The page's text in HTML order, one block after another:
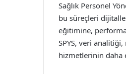
Sağlık Personel
bu süreçleri
eğitimine,
SPYS, veri
hizmetlerinin daha